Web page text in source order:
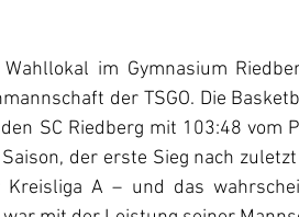
im Gymnasium
der TSGO. Die
SC Riedberg mit 103:48 vom
der erste Sieg nach
Kreisliga A – und das